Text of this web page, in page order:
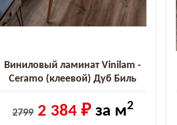
Виниловый ламинат Vinilam -
Ceramo (клеевой) Дуб Биль
(8895-EIR (2.5))
2799 2 384 ₽за м2